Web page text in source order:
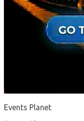
Events Planet